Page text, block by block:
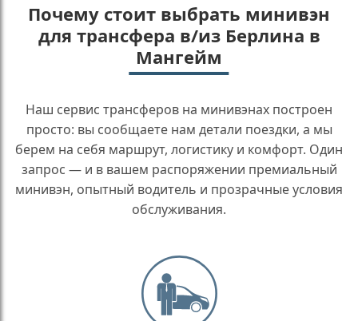
Почему стоит выбрать минивэн
для трансфера в/из Берлина в
Мангейм
Наш сервис трансферов на минивэнах построен
просто: вы сообщаете нам детали поездки, а мы
берем на себя маршрут, логистику и комфорт. Один
запрос — и в вашем распоряжении премиальный
минивэн, опытный водитель и прозрачные условия
обслуживания.